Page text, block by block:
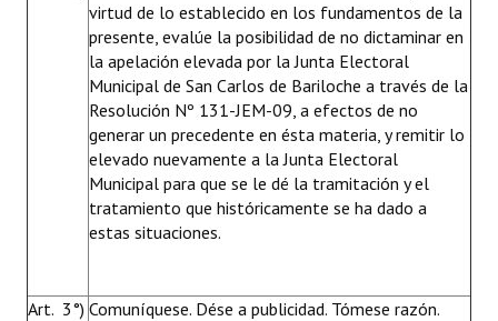
virtud de lo establecido en los fundamentos de la
presente, evalúe la posibilidad de no dictaminar en
la apelación elevada por la Junta Electoral
Municipal de San Carlos de Bariloche a través de la
Resolución Nº 131-JEM-09, a efectos de no
generar un precedente en ésta materia, y remitir lo
elevado nuevamente a la Junta Electoral
Municipal para que se le dé la tramitación y el
tratamiento que históricamente se ha dado a
estas situaciones.
Art. 3°) Comuníquese. Dése a publicidad. Tómese razón.